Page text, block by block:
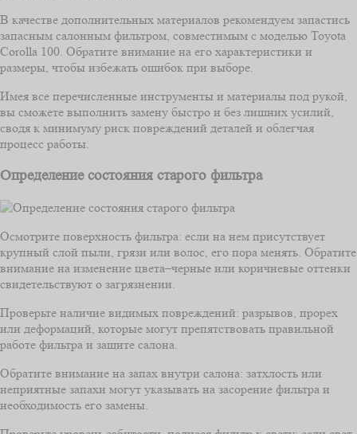
В качестве дополнительных материалов рекомендуем запастись
запасным салонным фильтром, совместимым с моделью Toyota
Corolla 100. Обратите внимание на его характеристики и
размеры, чтобы избежать ошибок при выборе.
Имея все перечисленные инструменты и материалы под рукой,
вы сможете выполнить замену быстро и без лишних усилий,
сводя к минимуму риск повреждений деталей и облегчая
процесс работы.
Определение состояния старого фильтра
Осмотрите поверхность фильтра: если на нем присутствует
крупный слой пыли, грязи или волос, его пора менять. Обратите
внимание на изменение цвета–черные или коричневые оттенки
свидетельствуют о загрязнении.
Проверьте наличие видимых повреждений: разрывов, прорех
или деформаций, которые могут препятствовать правильной
работе фильтра и защите салона.
Обратите внимание на запах внутри салона: затхлость или
неприятные запахи могут указывать на засорение фильтра и
необходимость его замены.